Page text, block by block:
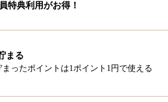
特典利用がお得！
まる
ったポイントは1ポイント1円で使える